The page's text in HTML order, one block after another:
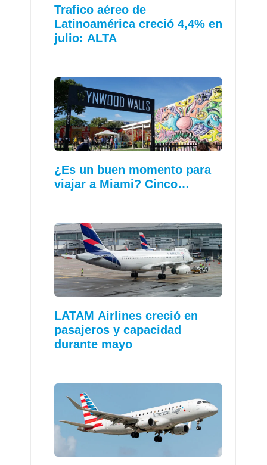
Trafico aéreo de
Latinoamérica creció 4,4% en
julio: ALTA
¿Es un buen momento para
viajar a Miami? Cinco…
LATAM Airlines creció en
pasajeros y capacidad
durante mayo